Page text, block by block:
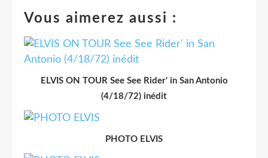
Vous aimerez aussi :
ELVIS ON TOUR See See Rider' in San Antonio
(4/18/72) inédit
PHOTO ELVIS